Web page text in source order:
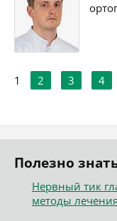
1 2 3 4
Полезно
Нервный тик
методы лечения